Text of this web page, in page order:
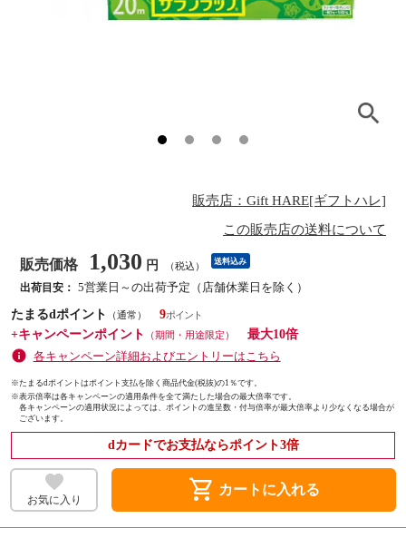
販売店：Gift HARE[ギフトハレ]
この販売店の送料について
販売価格 1,030 円 （税込） 送料込み
出荷目安： 5営業日～の出荷予定（店舗休業日を除く）
たまるdポイント
（通常）
9
+キャンペーンポイント
（期間・用途限定）
最大10倍
各キャンペーン詳細およびエントリーはこちら
※たまるdポイントはポイント支払を除く商品代金(税抜)の1％です。
※表示倍率は各キャンペーンの適用条件を全て満たした場合の最大倍率です。
各キャンペーンの適用状況によっては、ポイントの進呈数・付与倍率が最大倍率より少なくなる場合が
ございます。
dカードでお支払ならポイント3倍
お気に入り shopping_cart カートに入れる